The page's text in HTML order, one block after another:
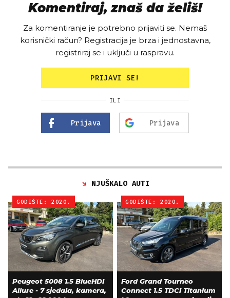
Komentiraj, znaš da želiš!
Za komentiranje je potrebno prijaviti se. Nemaš
korisnički račun? Registracija je brza i jednostavna,
registriraj se i uključi u raspravu.
PRIJAVI SE!
ILI
Prijava Prijava
NJUŠKALO AUTI
GODIŠTE: 2020.
Peugeot 5008 1.5 BlueHDI
Allure - 7 sjedala, kamera,
GODIŠTE: 2020.
Ford Grand Tourneo
Connect 1.5 TDCi Titanium